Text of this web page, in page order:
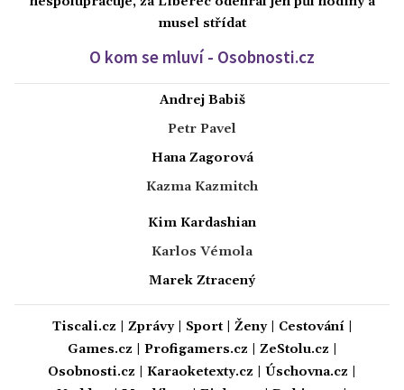
musel střídat
O kom se mluví - Osobnosti.cz
Andrej Babiš
Petr Pavel
Hana Zagorová
Kazma Kazmitch
Kim Kardashian
Karlos Vémola
Marek Ztracený
Tiscali.cz Zprávy| Sport| Ženy| Cestování|
Games.cz
Profigamers.cz ZeStolu.cz
Osobnosti.cz
Karaoketexty.cz Úschovna.cz